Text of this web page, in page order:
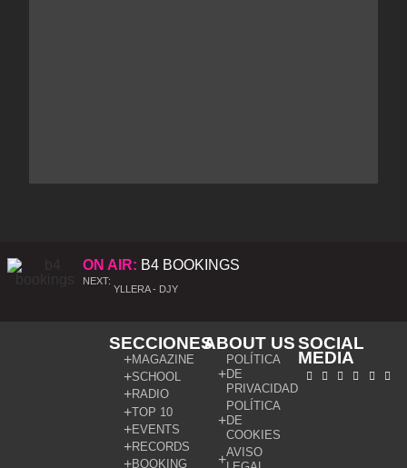
ON AIR: B4 BOOKINGS
NEXT:
YLLERA - DJY
SECCIONES
MAGAZINE
SCHOOL
RADIO
TOP 10
EVENTS
RECORDS
BOOKING
ABOUT US
POLÍTICA
DE
PRIVACIDAD
POLÍTICA
DE
COOKIES
AVISO
SOCIAL
MEDIA